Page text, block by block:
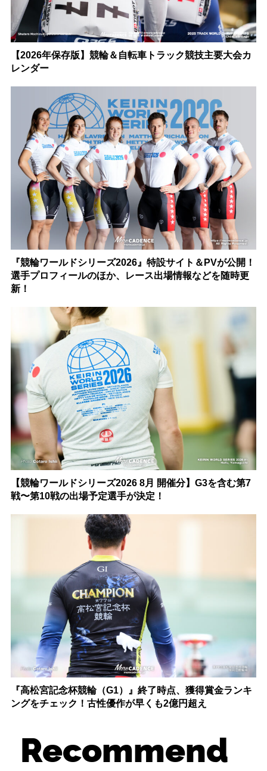
【2026年保存版】競輪＆自転車トラック競技主要大会カ
レンダー
『競輪ワールドシリーズ2026』特設サイト＆PVが公開！
選手プロフィールのほか、レース出場情報などを随時更
新！
【競輪ワールドシリーズ2026 8月 開催分】G3を含む第7
戦〜第10戦の出場予定選手が決定！
『高松宮記念杯競輪（G1）』終了時点、獲得賞金ランキ
ングをチェック！古性優作が早くも2億円超え
Recommend